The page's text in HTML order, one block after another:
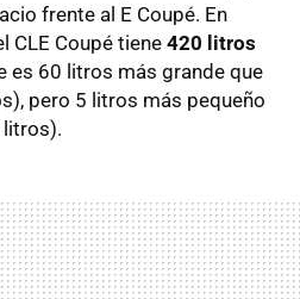
frente al E Coupé. En
CLE Coupé tiene 420 litros
es 60 litros más grande que
pero 5 litros más pequeño
litros).